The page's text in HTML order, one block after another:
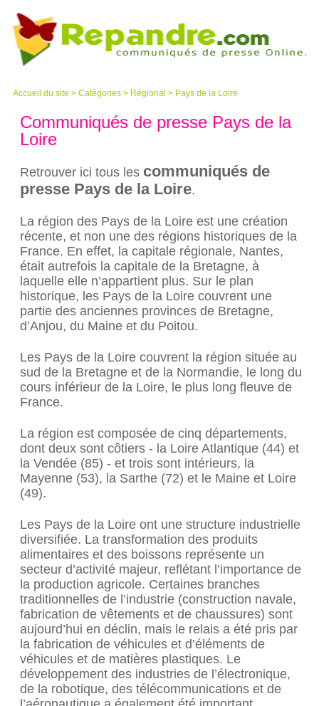
Accueil du site > Catégories > Régional > Pays de la Loire
Communiqués de presse Pays de la
Loire
Retrouver ici tous les communiqués de
presse Pays de la Loire.
La région des Pays de la Loire est une création
récente, et non une des régions historiques de la
France. En effet, la capitale régionale, Nantes,
était autrefois la capitale de la Bretagne, à
laquelle elle n’appartient plus. Sur le plan
historique, les Pays de la Loire couvrent une
partie des anciennes provinces de Bretagne,
d’Anjou, du Maine et du Poitou.
Les Pays de la Loire couvrent la région située au
sud de la Bretagne et de la Normandie, le long du
cours inférieur de la Loire, le plus long fleuve de
France.
La région est composée de cinq départements,
dont deux sont côtiers - la Loire Atlantique (44) et
la Vendée (85) - et trois sont intérieurs, la
Mayenne (53), la Sarthe (72) et le Maine et Loire
(49).
Les Pays de la Loire ont une structure industrielle
diversifiée. La transformation des produits
alimentaires et des boissons représente un
secteur d’activité majeur, reflétant l’importance de
la production agricole. Certaines branches
traditionnelles de l’industrie (construction navale,
fabrication de vêtements et de chaussures) sont
aujourd’hui en déclin, mais le relais a été pris par
la fabrication de véhicules et d’éléments de
véhicules et de matières plastiques. Le
développement des industries de l’électronique,
de la robotique, des télécommunications et de